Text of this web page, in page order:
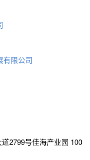
有限公司
2799号佳海产业园 100